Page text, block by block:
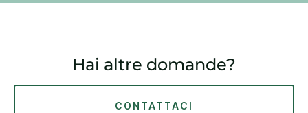
Hai altre domande?
CONTATTACI